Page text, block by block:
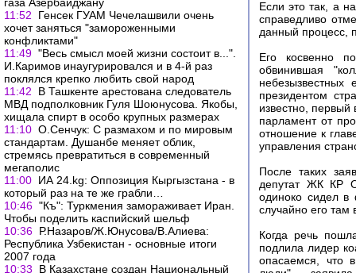
11:52
Генсек ГУАМ Чечелашвили очень
хочет заняться "замороженными
конфликтами"
11:49 "Весь смысл моей жизни состоит в...".
И.Каримов инаугурировался и в 4-й раз
поклялся крепко любить свой народ
11:42
В Ташкенте арестована следователь
МВД подполковник Гуля Шоюнусова. Якобы,
хищала спирт в особо крупных размерах
11:10 О.Сенчук: С размахом и по мировым
стандартам. Душанбе меняет облик,
стремясь превратиться в современный
мегаполис
11:00 ИА 24.kg: Оппозиция Кыргызстана - в
который раз на те же грабли…
10:46 "Къ": Туркмения замораживает Иран.
Чтобы поделить каспийский шельф
10:36 Р.Назаров/Ж.Юнусова/В.Алиева:
Республика Узбекистан - основные итоги
2007 года
10:33
В Казахстане создан Национальный
Если это так, а
справедливо
данный процесс,
Его косвенно
обвинившая
президентом
известно,
парламент от
отношение к
управления
После таких
депутат ЖК КР
одиноко сидел в
случайно его там
Когда речь
подлила лидер
опасаемся, что